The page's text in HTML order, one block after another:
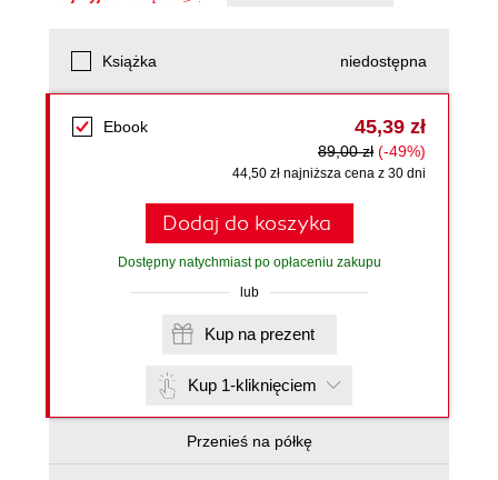
Książka niedostępna
Ebook 45,39 zł
89,00 zł (-49%)
44,50 zł najniższa cena z 30 dni
Dodaj do koszyka
Dostępny natychmiast po opłaceniu zakupu
lub
Kup na prezent
Kup 1-kliknięciem
Przenieś na półkę